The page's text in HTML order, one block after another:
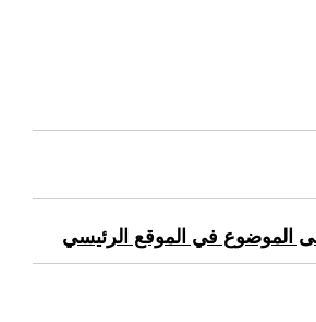
الموضوع في الموقع الرئيسي